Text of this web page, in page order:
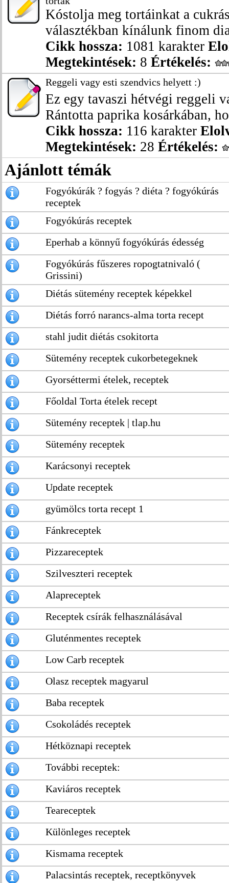
Kóstolja meg tortáinkat a
választékban kínálunk finom
Cikk hossza: 1081 karakter
Megtekintések: 8 Értékelés:
Reggeli vagy esti szendvics helyett :)
Ez egy tavaszi hétvégi reggeli
Rántotta paprika kosárkában,
Cikk hossza: 116 karakter
Megtekintések: 28 Értékelés:
Ajánlott témák
Fogyókúrák ? fogyás ? diéta ? fogyókúrás
receptek
Fogyókúrás receptek
Eperhab a könnyű fogyókúrás édesség
Fogyókúrás fűszeres ropogtatnivaló (
Grissini)
Diétás sütemény receptek képekkel
Diétás forró narancs-alma torta recept
stahl judit diétás csokitorta
Sütemény receptek cukorbetegeknek
Gyorséttermi ételek, receptek
Főoldal Torta ételek recept
Sütemény receptek | tlap.hu
Sütemény receptek
Karácsonyi receptek
Update receptek
gyümölcs torta recept 1
Fánkreceptek
Pizzareceptek
Szilveszteri receptek
Alapreceptek
Receptek csírák felhasználásával
Gluténmentes receptek
Low Carb receptek
Olasz receptek magyarul
Baba receptek
Csokoládés receptek
Hétköznapi receptek
További receptek:
Kaviáros receptek
Teareceptek
Különleges receptek
Kismama receptek
Palacsintás receptek, receptkönyvek